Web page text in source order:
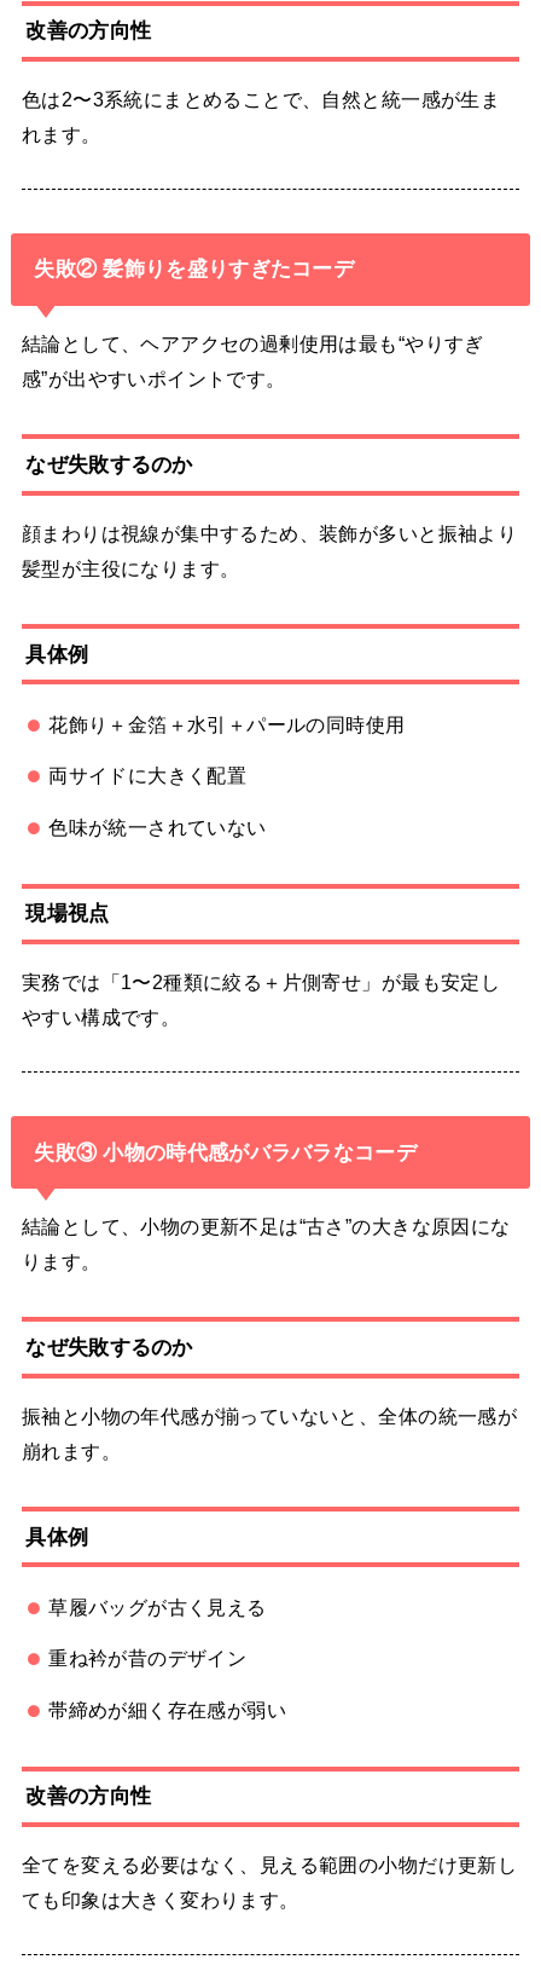
改善の方向性
色は2〜3系統にまとめることで、自然と統一感が生ま
れます。
失敗② 髪飾りを盛りすぎたコーデ
結論として、ヘアアクセの過剰使用は最も“やりすぎ
感”が出やすいポイントです。
なぜ失敗するのか
顔まわりは視線が集中するため、装飾が多いと振袖より
髪型が主役になります。
具体例
花飾り＋金箔＋水引＋パールの同時使用
両サイドに大きく配置
色味が統一されていない
現場視点
実務では「1〜2種類に絞る＋片側寄せ」が最も安定し
やすい構成です。
失敗③ 小物の時代感がバラバラなコーデ
結論として、小物の更新不足は“古さ”の大きな原因にな
ります。
なぜ失敗するのか
振袖と小物の年代感が揃っていないと、全体の統一感が
崩れます。
具体例
草履バッグが古く見える
重ね衿が昔のデザイン
帯締めが細く存在感が弱い
改善の方向性
全てを変える必要はなく、見える範囲の小物だけ更新し
ても印象は大きく変わります。